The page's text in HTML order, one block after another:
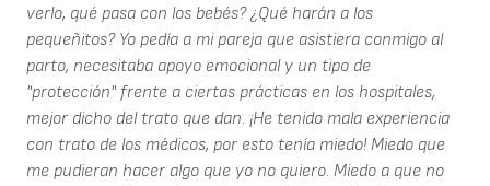
verlo, qué pasa con los bebés? ¿Qué harán a los
pequeñitos? Yo pedía a mi pareja que asistiera conmigo al
parto, necesitaba apoyo emocional y un tipo de
"protección" frente a ciertas prácticas en los hospitales,
mejor dicho del trato que dan. ¡He tenido mala experiencia
con trato de los médicos, por esto tenía miedo! Miedo que
me pudieran hacer algo que yo no quiero. Miedo a que no